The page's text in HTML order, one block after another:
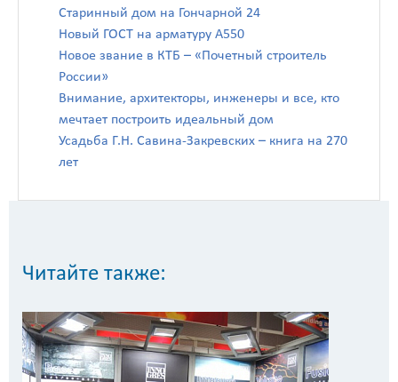
Старинный дом на Гончарной 24
Новый ГОСТ на арматуру А550
Новое звание в КТБ – «Почетный строитель
России»
Внимание, архитекторы, инженеры и все, кто
мечтает построить идеальный дом
Усадьба Г.Н. Савина-Закревских – книга на 270
лет
Читайте также: